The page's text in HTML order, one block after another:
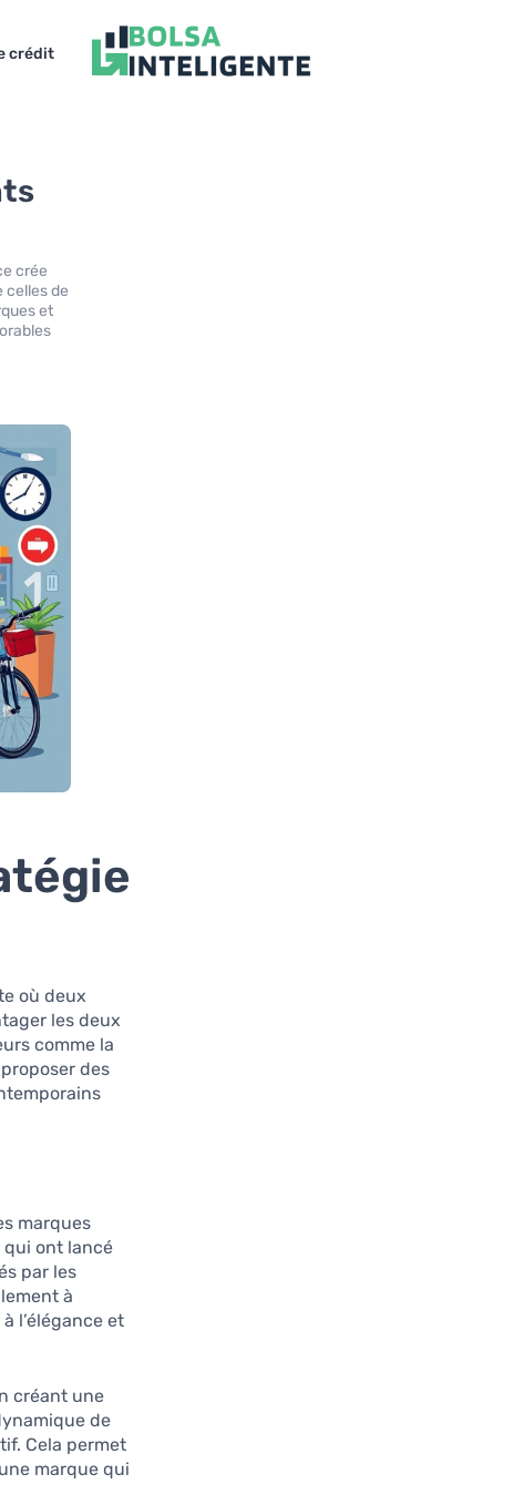
crédit
crée
celles de
et
où deux
les deux
comme la
des
marques
qui ont lancé
par les
à
l’élégance et
créant une
de
Cela permet
marque qui